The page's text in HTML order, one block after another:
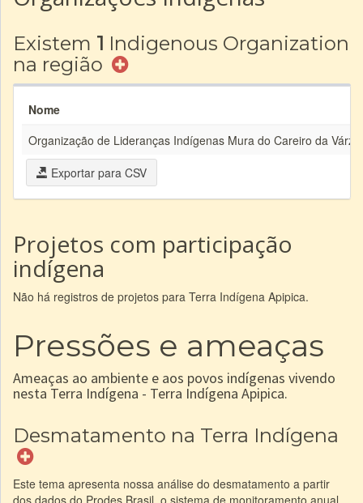
Existem 1 Indigenous Organization
na região
Nome
Organização de Lideranças Indígenas Mura do Careiro da
Exportar para CSV
Projetos com participação
indígena
Não há registros de projetos para Terra Indígena Apipica.
Pressões e ameaças
Ameaças ao ambiente e aos povos indígenas vivendo
nesta Terra Indígena - Terra Indígena Apipica.
Desmatamento na Terra Indígena
Este tema apresenta nossa análise do desmatamento a partir
dos dados do Prodes Brasil, o sistema de monitoramento anual